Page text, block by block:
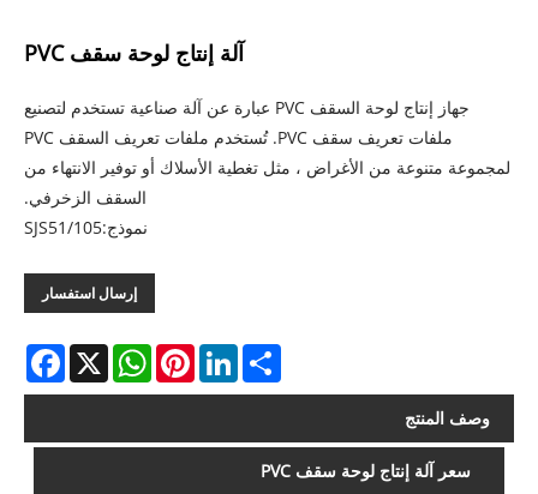
آلة إنتاج لوحة سقف PVC
جهاز إنتاج لوحة السقف PVC عبارة عن آلة صناعية تستخدم لتصنيع
ملفات تعريف سقف PVC. تُستخدم ملفات تعريف السقف PVC
لمجموعة متنوعة من الأغراض ، مثل تغطية الأسلاك أو توفير الانتهاء من
السقف الزخرفي.
نموذج:SJS51/105
إرسال استفسار
X
WhatsAppPinterestLinkedInShare
وصف المنتج
سعر آلة إنتاج لوحة سقف PVC